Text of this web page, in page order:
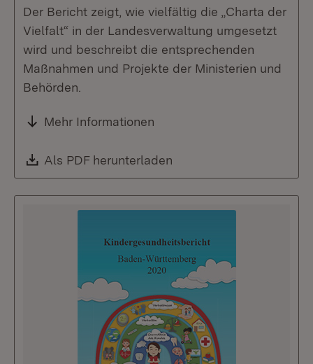
Der Bericht zeigt, wie vielfältig die „Charta der
Vielfalt“ in der Landesverwaltung umgesetzt
wird und beschreibt die entsprechenden
Maßnahmen und Projekte der Ministerien und
Behörden.
Mehr Informationen
Download:
Als PDF herunterladen